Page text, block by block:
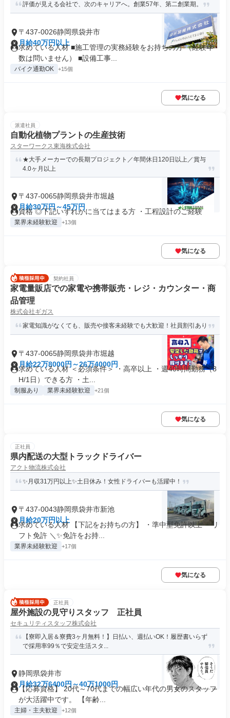
評価が見える会社で、次のキャリアへ。創業57年、第二創業期。
〒437-0026静岡県袋井市
月給40万円以上
求めている人材 ■施工管理の実務経験をお持ちの方 （経験年
数は問いません） ■設備工事...
バイク通勤OK +15個
気になる
派遣社員
自動化植物プラントの生産技術
スターワークス東海株式会社
★大手メーカーでの長期プロジェクト／年間休日120日以上／賞与
4.0ヶ月以上
〒437-0065静岡県袋井市堀越
月給30万円～45万円
資格 ◎下記いずれかに当てはまる方 ・工程設計のご経験
業界未経験歓迎 +13個
気になる
契約社員
家電量販店での家電や携帯販売・レジ・カウンター・商
品管理
株式会社ギガス
家電知識がなくても、販売や接客未経験でも大歓迎！社員割引あり
〒437-0065静岡県袋井市堀越
月給22万8000円～26万4000円
求めている人材 ＜必須条件＞ ・高卒以上 ・週40時間勤務（8
H/1日）できる方 ・土...
制服あり 業界未経験歓迎 +21個
気になる
正社員
県内配送の大型トラックドライバー
アクト物流株式会社
✨月収31万円以上✨土日休み！女性ドライバーも活躍中！
〒437-0043静岡県袋井市新池
月給20万円以上
求めている人材 【下記をお持ちの方】 ・準中型免許以上 ・リ
フト免許 ＼✨免許をお持...
業界未経験歓迎 +17個
気になる
正社員
屋外施設の見守りスタッフ 正社員
セキュリティスタッフ株式会社
【寮即入居＆寮費3ヶ月無料！】日払い、週払いOK！履歴書いらず
で採用率99％で安定生活スタ...
静岡県袋井市
月給32万6400円～40万1000円
【応募資格】 20代～70代までの幅広い年代の男女のスタッフ
が大活躍中です。 【年齢...
主婦・主夫歓迎 +12個